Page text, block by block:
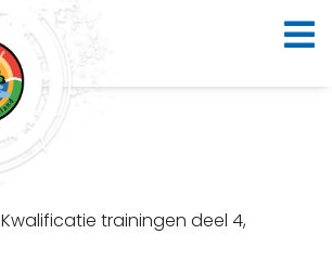
Kwalificatie trainingen deel 4,